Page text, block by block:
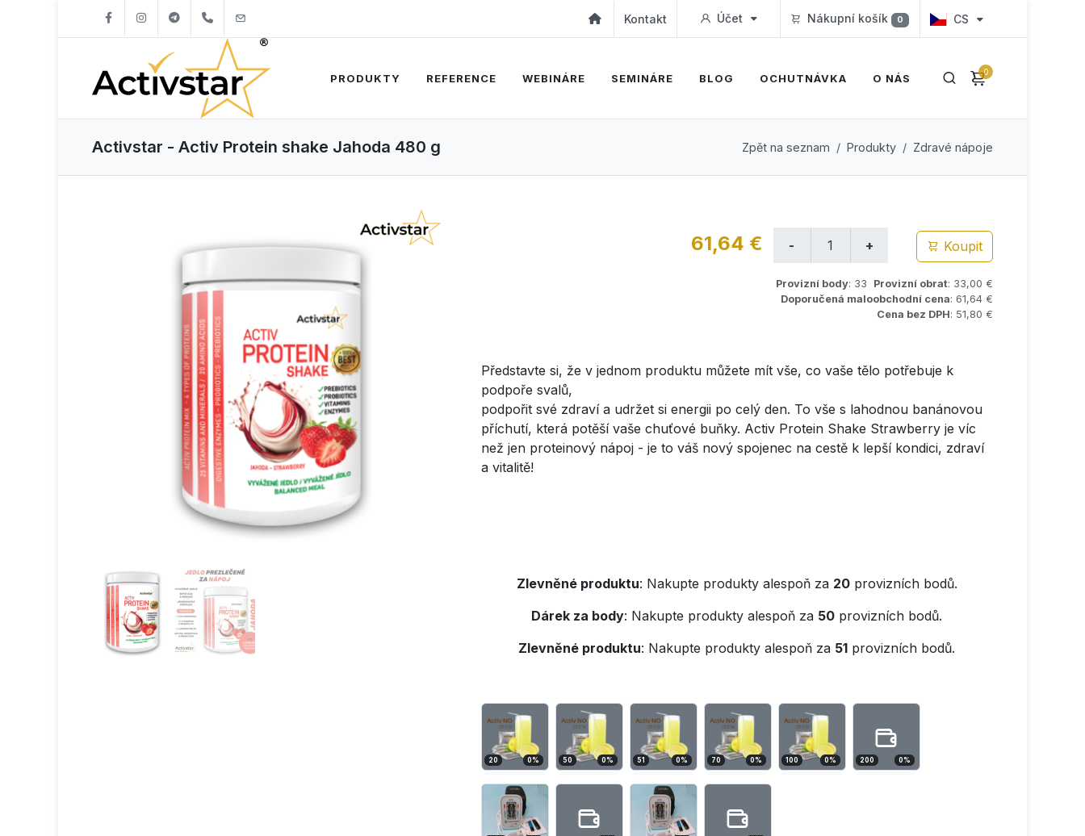
+421904262747 Kontakt Účet Nákupní košík 0 CS
0
PRODUKTY REFERENCE WEBINÁRE SEMINÁRE BLOG OCHUTNÁVKA O NÁS
Activstar - Activ Protein shake Jahoda 480 g Zpět na seznam Produkty Zdravé nápoje
61,64 € Koupit
Provizní body: 33 Provizní obrat: 33,00 €
Doporučená maloobchodní cena: 61,64 €
Cena bez DPH: 51,80 €
Představte si, že v jednom produktu můžete mít vše, co vaše tělo potřebuje k
podpoře svalů,
podpořit své zdraví a udržet si energii po celý den. To vše s lahodnou banánovou
příchutí, která potěší vaše chuťové buňky. Activ Protein Shake Strawberry je víc
než jen proteinový nápoj - je to váš nový spojenec na cestě k lepší kondici, zdraví
a vitalitě!
Zlevněné produktu: Nakupte produkty alespoň za 20provizních bodů.
Dárek za body: Nakupte produkty alespoň za 50 provizních bodů.
Zlevněné produktu: Nakupte produkty alespoň za 51 provizních bodů.
20 0% 50 0% 51 0% 70 0% 100 0% 200 0%